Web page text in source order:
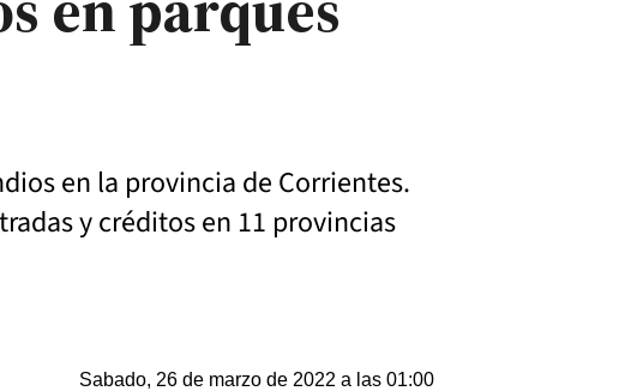
en la provincia de Corrientes.
y créditos en 11 provincias
Sabado, 26 de marzo de 2022 a las 01:00